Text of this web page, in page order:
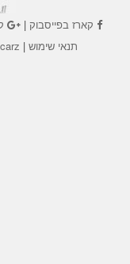
קארז בפייסבוק|
תנאי שימוש | carz מעודד טבעונות